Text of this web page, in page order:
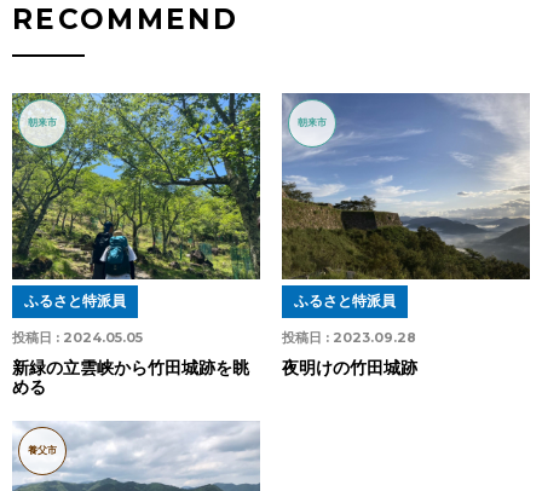
RECOMMEND
朝来市
投稿日 : 2024.05.05
ふるさと特派員
新緑の立雲峡から竹田城跡を眺
める
朝来市
投稿日 : 2023.09.28
ふるさと特派員
夜明けの竹田城跡
養父市